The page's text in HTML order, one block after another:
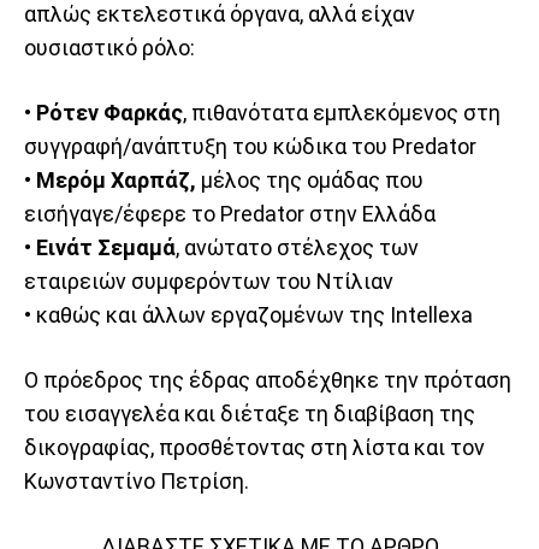
απλώς εκτελεστικά όργανα, αλλά είχαν
ουσιαστικό ρόλο:
• Ρότεν Φαρκάς, πιθανότατα εμπλεκόμενος στη
συγγραφή/ανάπτυξη του κώδικα του Predator
• Μερόμ Χαρπάζ, μέλος της ομάδας που
εισήγαγε/έφερε το Predator στην Ελλάδα
• Εινάτ Σεμαμά, ανώτατο στέλεχος των
εταιρειών συμφερόντων του Ντίλιαν
• καθώς και άλλων εργαζομένων της Intellexa
Ο πρόεδρος της έδρας αποδέχθηκε την πρόταση
του εισαγγελέα και διέταξε τη διαβίβαση της
δικογραφίας, προσθέτοντας στη λίστα και τον
Κωνσταντίνο Πετρίση.